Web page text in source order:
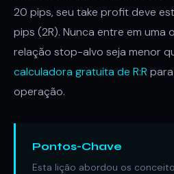
20 pips, seu take profit deve
pips (2R). Nunca entre em uma
relação stop-alvo seja menor
calculadora gratuita de R:R
operação.
Pontos-Chave
Esta lição abordou os